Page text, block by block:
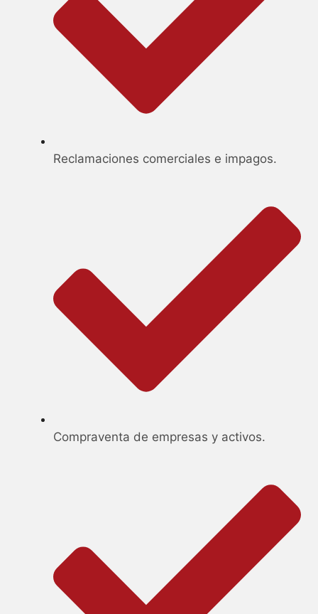
Reclamaciones comerciales e impagos.
Compraventa de empresas y activos.